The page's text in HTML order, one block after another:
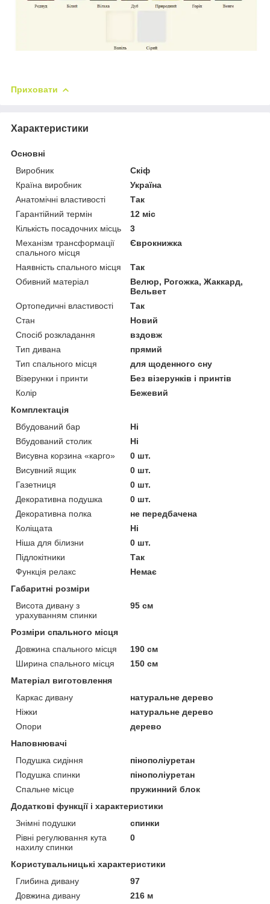
Приховати
Характеристики
Основні
Виробник
Скіф
Країна виробник
Україна
Анатомічні властивості
Так
Гарантійний термін
12 міс
Кількість посадочних місць
3
Механізм трансформації
спального місця
Єврокнижка
Наявність спального місця
Так
Обивний матеріал
Велюр, Рогожка, Жаккард,
Вельвет
Ортопедичні властивості
Так
Стан
Новий
Спосіб розкладання
вздовж
Тип дивана
прямий
Тип спального місця
для щоденного сну
Візерунки і принти
Без візерунків і принтів
Колір
Бежевий
Комплектація
Вбудований бар
Ні
Вбудований столик
Ні
Висувна корзина «карго»
0 шт.
Висувний ящик
0 шт.
Газетниця
0 шт.
Декоративна подушка
0 шт.
Декоративна полка
не передбачена
Коліщата
Ні
Ніша для білизни
0 шт.
Підлокітники
Так
Функція релакс
Немає
Габаритні розміри
Висота дивану з
урахуванням спинки
95 см
Розміри спального місця
Довжина спального місця
190 см
Ширина спального місця
150 см
Матеріал виготовлення
Каркас дивану
натуральне дерево
Ніжки
натуральне дерево
Опори
дерево
Наповнювачі
Подушка сидіння
пінополіуретан
Подушка спинки
пінополіуретан
Спальне місце
пружинний блок
Додаткові функції і характеристики
Знімні подушки
спинки
Рівні регулювання кута
нахилу спинки
0
Користувальницькі характеристики
Глибина дивану
97
Довжина дивану
216 м